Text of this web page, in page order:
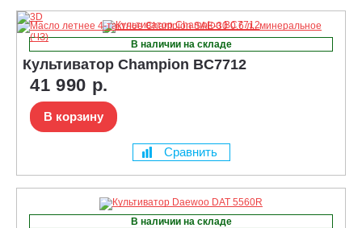
В наличии на складе
Культиватор Champion BC7712
41 990 р.
В корзину
Сравнить
В наличии на складе